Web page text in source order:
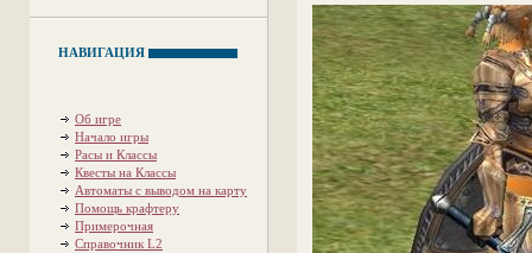
НАВИГАЦИЯ
Об игре
Начало игры
Расы и Классы
Квесты на Классы
Автоматы с выводом на карту
Помощь крафтеру
Примерочная
Справочник L2